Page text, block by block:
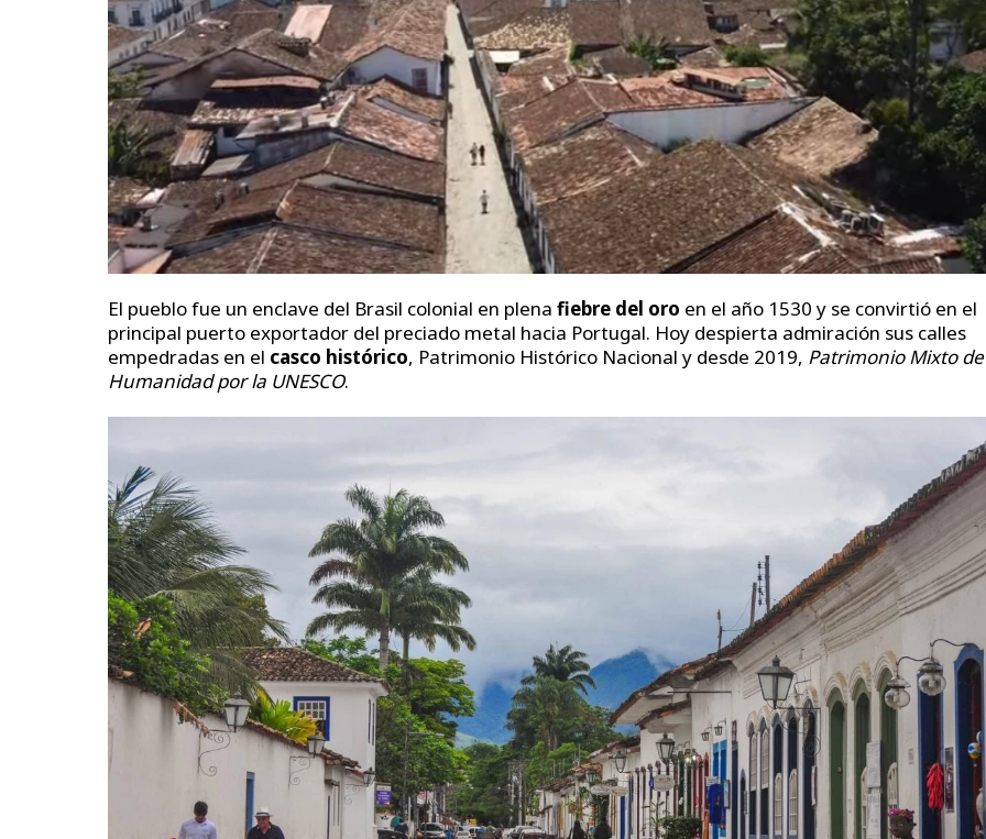
El pueblo fue un enclave del Brasil colonial en plena fiebre del oro en el año 1530 y se convirtió en el
principal puerto exportador del preciado metal hacia Portugal. Hoy despierta admiración sus calles
empedradas en el casco histórico, Patrimonio Histórico Nacional y desde 2019, Patrimonio Mixto
Humanidad por la UNESCO.